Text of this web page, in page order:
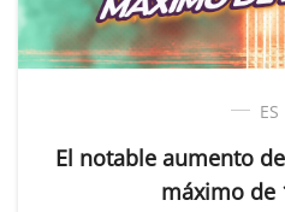
ES
El notable aumento
máximo de